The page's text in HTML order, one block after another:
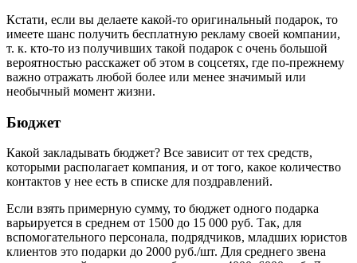
Кстати, если вы делаете какой-то оригинальный подарок, то
имеете шанс получить бесплатную рекламу своей компании,
т. к. кто-то из получивших такой подарок с очень большой
вероятностью расскажет об этом в соцсетях, где по-прежнему
важно отражать любой более или менее значимый или
необычный момент жизни.
Бюджет
Какой закладывать бюджет? Все зависит от тех средств,
которыми располагает компания, и от того, какое количество
контактов у нее есть в списке для поздравлений.
Если взять примерную сумму, то бюджет одного подарка
варьируется в среднем от 1500 до 15 000 руб. Так, для
вспомогательного персонала, подрядчиков, младших юристов
клиентов это подарки до 2000 руб./шт. Для среднего звена